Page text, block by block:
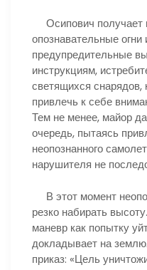
Осипович получает
опознавательные огни
предупредительные
инструкциям,
светящихся
привлечь к себе
Тем не менее, майор
очередь, пытаясь
неопознанного
нарушителя не
В этот момент
резко набирать
маневр как попытку
докладывает на
приказ: «Цель